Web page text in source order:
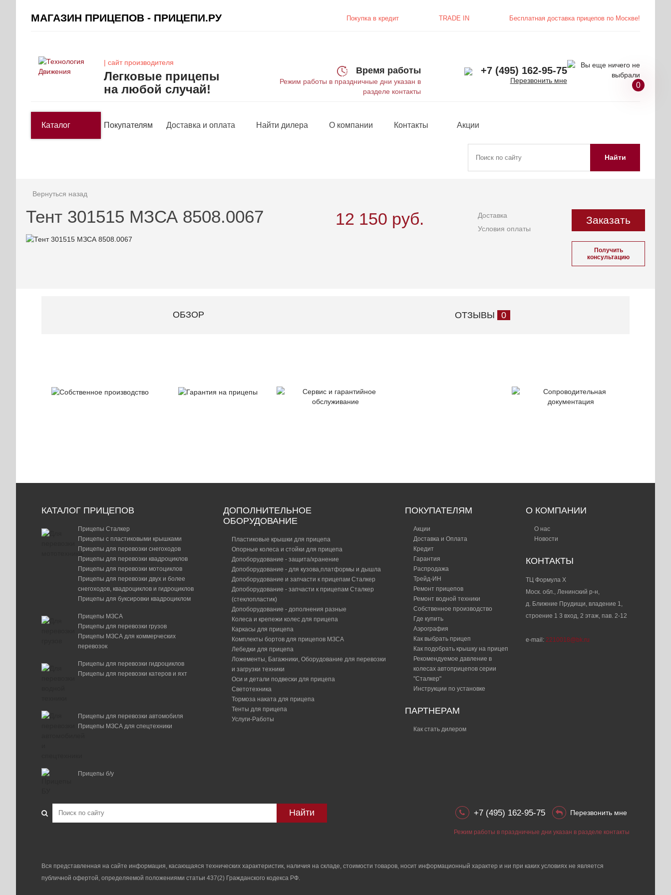
МАГАЗИН ПРИЦЕПОВ - ПРИЦЕПИ.РУ Бесплатная доставкаприцепов по Москве!
TRADE IN
Покупка в кредит
| сайт производителя
Легковые прицепы
на любой случай!
Время работы
Режим работы в праздничные дни указан в
разделе контакты
+7 (495) 162-95-75
Перезвонить мне
0
Каталог Покупателям Доставка и оплата Найти дилера О компании Контакты Акции
Найти
Вернуться назад
Тент 301515 МЗСА 8508.0067 12 150 руб.
Доставка
Условия оплаты
Заказать
Получить
консультацию
ОБЗОР ОТЗЫВЫ 0
КАТАЛОГ ПРИЦЕПОВ
Прицепы Сталкер
Прицепы с пластиковыми крышками
Прицепы для перевозки снегоходов
Прицепы для перевозки квадроциклов
Прицепы для перевозки мотоциклов
Прицепы для перевозки двух и более
снегоходов, квадроциклов и гидроциклов
Прицепы для буксировки квадроциклом
Прицепы МЗСА
Прицепы для перевозки грузов
Прицепы МЗСА для коммерческих
перевозок
Прицепы для перевозки гидроциклов
Прицепы для перевозки катеров и яхт
Прицепы для перевозки автомобиля
Прицепы МЗСА для спецтехники
Прицепы б/у
ДОПОЛНИТЕЛЬНОЕ
ОБОРУДОВАНИЕ
Пластиковые крышки для прицепа
Опорные колеса и стойки для прицепа
Допоборудование - защита/хранение
Допоборудование - для кузова,платформы и дышла
Допоборудование и запчасти к прицепам Сталкер
Допоборудование - запчасти к прицепам Сталкер
(стеклопластик)
Допоборудование - дополнения разные
Колеса и крепежи колес для прицепа
Каркасы для прицепа
Комплекты бортов для прицепов МЗСА
Лебедки для прицепа
Ложементы, Багажники, Оборудование для перевозки
и загрузки техники
Оси и детали подвески для прицепа
Светотехника
Тормоза наката для прицепа
Тенты для прицепа
Услуги-Работы
ПОКУПАТЕЛЯМ
Акции
Доставка и Оплата
Кредит
Гарантия
Распродажа
Трейд-ИН
Ремонт прицепов
Ремонт водной техники
Собственное производство
Где купить
Аэрография
Как выбрать прицеп
Как подобрать крышку на прицеп
Рекомендуемое давление в
колесах автоприцепов серии
"Сталкер"​
Инструкции по установке
ПАРТНЕРАМ
Как стать дилером
О КОМПАНИИ
О нас
Новости
КОНТАКТЫ
ТЦ Формула Х
Моск. обл., Ленинский р-н,
д. Ближние Прудищи, владение 1,
строение 1 3 вход, 2 этаж, пав. 2-12
e-mail: 2210018@bk.ru
Найти +7 (495) 162-95-75 Перезвонить мне
Режим работы в праздничные дни указан в разделе контакты
Вся представленная на сайте информация, касающаяся технических характеристик, наличия на складе, стоимости товаров, носит информационный характер и ни при каких условиях не является
публичной офертой, определяемой положениями статьи 437(2) Гражданского кодекса РФ.